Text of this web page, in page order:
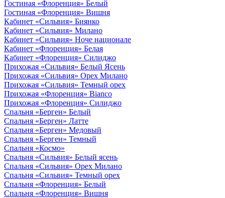
Гостиная «Флоренция» Белый
Гостиная «Флоренция» Вишня
Кабинет «Сильвия» Биянко
Кабинет «Сильвия» Милано
Кабинет «Сильвия» Ноче национале
Кабинет «Флоренция» Белая
Кабинет «Флоренция» Силиджо
Прихожая «Сильвия» Белый Ясень
Прихожая «Сильвия» Орех Милано
Прихожая «Сильвия» Темный орех
Прихожая «Флоренция» Bianco
Прихожая «Флоренция» Силиджо
Спальня «Берген» Белый
Спальня «Берген» Латте
Спальня «Берген» Медовый
Спальня «Берген» Темный
Спальня «Космо»
Спальня «Сильвия» Белый ясень
Спальня «Сильвия» Орех Милано
Спальня «Сильвия» Темный орех
Спальня «Флоренция» Белый
Спальня «Флоренция» Вишня